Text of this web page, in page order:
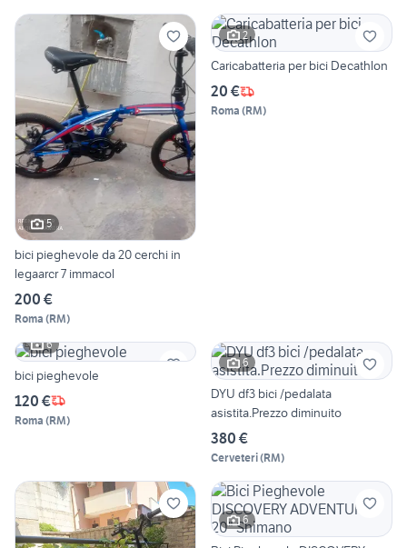
5
bici pieghevole da 20 cerchi in
legaarcr 7 immacol
200 €
Roma (RM)
2
Caricabatteria per bici Decathlon
20 €
Roma (RM)
6
bici pieghevole
120 €
Roma (RM)
6
DYU df3 bici /pedalata
asistita.Prezzo diminuito
380 €
Cerveteri(RM)
6